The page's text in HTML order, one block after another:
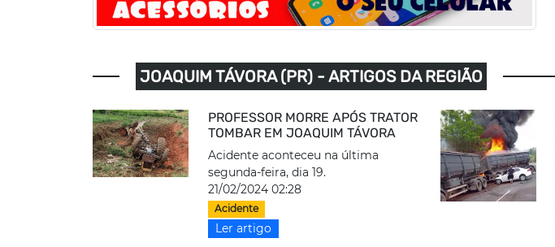
JOAQUIM TÁVORA (PR) - ARTIGOS DA REGIÃO
PROFESSOR MORRE APÓS TRATOR
TOMBAR EM JOAQUIM TÁVORA
Acidente aconteceu na última
segunda-feira, dia 19.
21/02/2024 02:28
Acidente
Ler artigo